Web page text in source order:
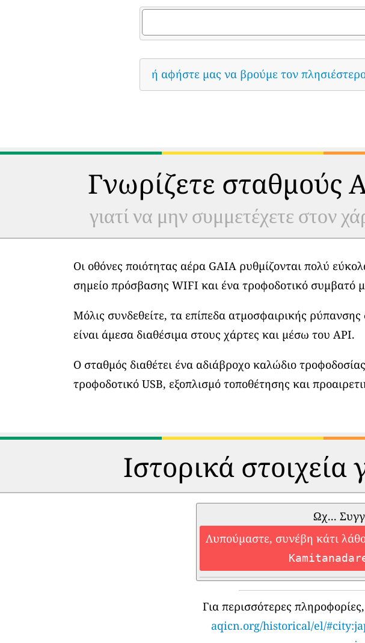
ή αφήστε μας να βρούμε τον
Γνωρίζετε σταθμούς
γιατί να μην συμμετέχετε στον
Οι οθόνες ποιότητας αέρα GAIA ρυθμίζονται πολύ
σημείο πρόσβασης WIFI και ένα τροφοδοτικό συμβατό
Μόλις συνδεθείτε, τα επίπεδα ατμοσφαιρικής
είναι άμεσα διαθέσιμα στους χάρτες και μέσω του API.
Ο σταθμός διαθέτει ένα αδιάβροχο καλώδιο
τροφοδοτικό USB, εξοπλισμό τοποθέτησης και
Ιστορικά
Ωχ...
Λυπούμαστε, συνέβη κάτι
Για περισσότερες
aqicn.org/historical/el/